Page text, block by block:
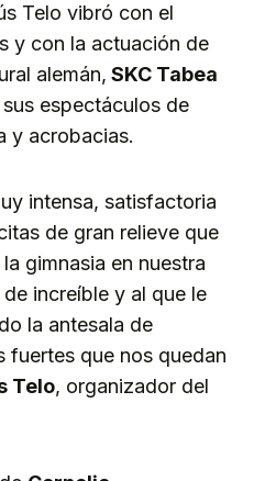
Telo vibró con el
y con la actuación de
alemán, SKC Tabea
espectáculos de
y acrobacias.
intensa, satisfactoria
de gran relieve que
gimnasia en nuestra
increíble y al que le
la antesala de
fuertes que nos quedan
Telo, organizador del